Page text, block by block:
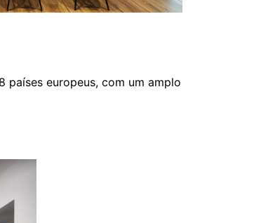
países europeus, com um amplo